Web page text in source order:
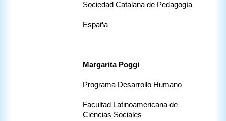
Sociedad Catalana de Pedagogía
España
Margarita Poggi
Programa Desarrollo Humano
Facultad Latinoamericana de
Ciencias Sociales